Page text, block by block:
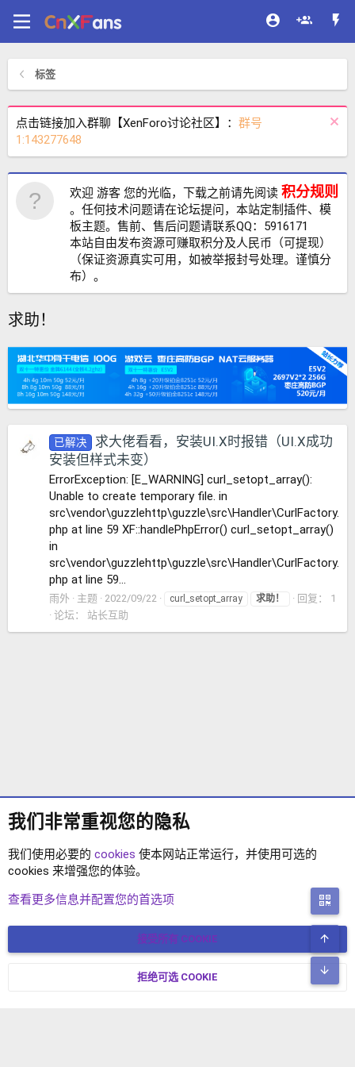
标签
点击链接加入群聊【XenForo讨论社区】： 群号
1:143277648
欢迎 游客 您的光临，下载之前请先阅读 积分规则
。任何技术问题请在论坛提问，本站定制插件、模
板主题。售前、售后问题请联系QQ：5916171
本站自由发布资源可赚取积分及人民币（可提现）
（保证资源真实可用，如被举报封号处理。谨慎分
布）。
求助！
已解决
求大佬看看，安装UI.X时报错（UI.X成功
安装但样式未变）
ErrorException: [E_WARNING] curl_setopt_array():
Unable to create temporary file. in
src\vendor\guzzlehttp\guzzle\src\Handler\CurlFactory.
php at line 59 XF::handlePhpError() curl_setopt_array()
in
src\vendor\guzzlehttp\guzzle\src\Handler\CurlFactory.
php at line 59...
雨外 主题 2022/09/22 curl_setopt_array 求助！
回复： 1
论坛： 站长互助
简体中文 联系我们
© COPYRIGHT 2017-2026 XENFORO中文社区 版权所有 冀ICP备
我们非常重视您的隐私
我们使用必要的 cookies 使本网站正常运行，并使用可选的
cookies 来增强您的体验。
查看更多信息并配置您的首选项
接受所有 COOKIE
拒绝可选 COOKIE